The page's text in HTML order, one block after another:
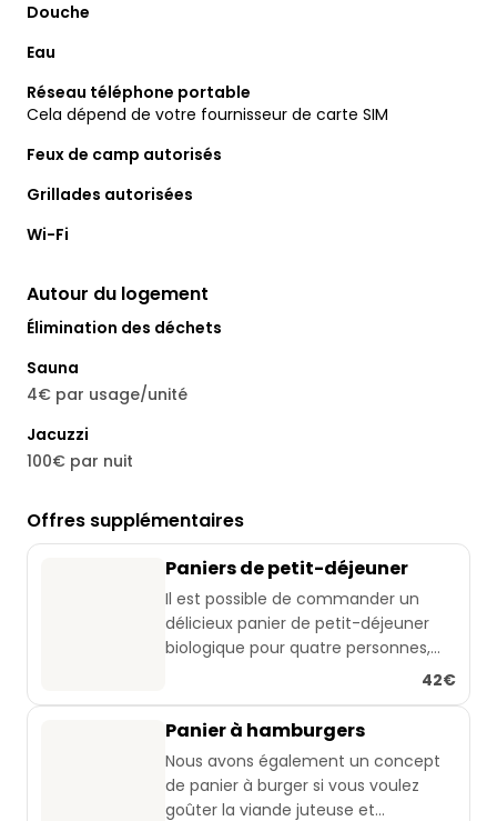
Douche
Eau
Réseau téléphone portable
Cela dépend de votre fournisseur de carte SIM
Feux de camp autorisés
Grillades autorisées
Wi-Fi
Autour du logement
Élimination des déchets
Sauna
4€ par usage/unité
Jacuzzi
100€ par nuit
Offres supplémentaires
Paniers de petit-déjeuner
Il est possible de commander un
délicieux panier de petit-déjeuner
biologique pour quatre personnes,
composé principalement d'aliments
Le panier contient : 🧺
Un pain bio de la boulangerie locale
42€
Panier à hamburgers
Nous avons également un concept
de panier à burger si vous voulez
goûter la viande juteuse et